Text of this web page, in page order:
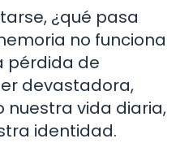
¿qué pasa
no funciona
pérdida de
devastadora,
nuestra vida diaria,
identidad.